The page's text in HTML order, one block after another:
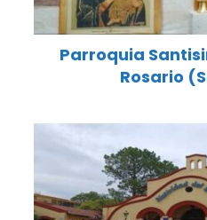
Parroquia
Rosario